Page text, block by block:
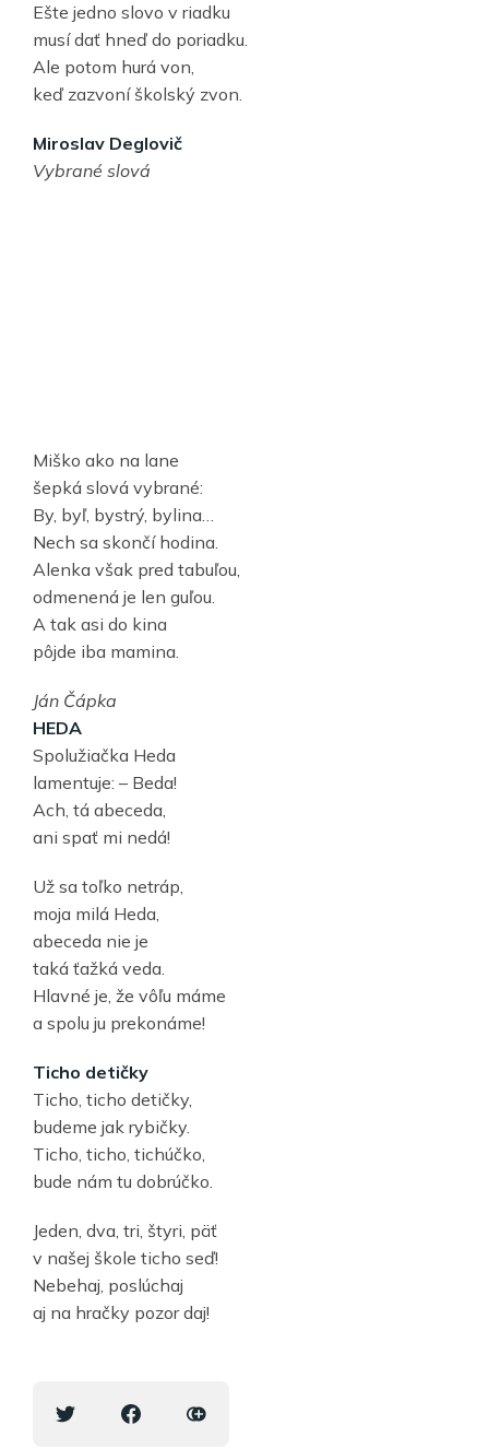
Ešte jedno slovo v riadku
musí dať hneď do poriadku.
Ale potom hurá von,
keď zazvoní školský zvon.
Miroslav Deglovič
Vybrané slová
Miško ako na lane
šepká slová vybrané:
By, byľ, bystrý, bylina…
Nech sa skončí hodina.
Alenka však pred tabuľou,
odmenená je len guľou.
A tak asi do kina
pôjde iba mamina.
Ján Čápka
HEDA
Spolužiačka Heda
lamentuje: – Beda!
Ach, tá abeceda,
ani spať mi nedá!
Už sa toľko netráp,
moja milá Heda,
abeceda nie je
taká ťažká veda.
Hlavné je, že vôľu máme
a spolu ju prekonáme!
Ticho detičky
Ticho, ticho detičky,
budeme jak rybičky.
Ticho, ticho, tichúčko,
bude nám tu dobrúčko.
Jeden, dva, tri, štyri, päť
v našej škole ticho seď!
Nebehaj, poslúchaj
aj na hračky pozor daj!